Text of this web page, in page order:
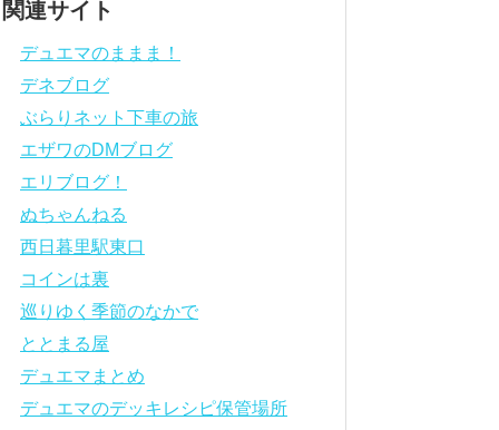
関連サイト
デュエマのままま！
デネブログ
ぶらりネット下車の旅
エザワのDMブログ
エリブログ！
ぬちゃんねる
西日暮里駅東口
コインは裏
巡りゆく季節のなかで
ととまる屋
デュエマまとめ
デュエマのデッキレシピ保管場所